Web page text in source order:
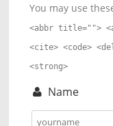
You may use
<abbr title="">
<cite> <code>
<strong>
Name